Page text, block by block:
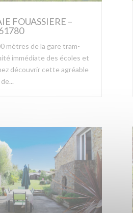
FOUASSIERE –
mètres de la gare tram-
immédiate des écoles et
découvrir cette agréable